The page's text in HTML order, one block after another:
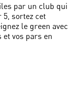
par un club qui
5, sortez cet
le green avec
et vos pars en